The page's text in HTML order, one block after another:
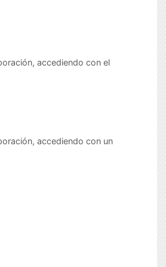
accediendo con el
accediendo con un